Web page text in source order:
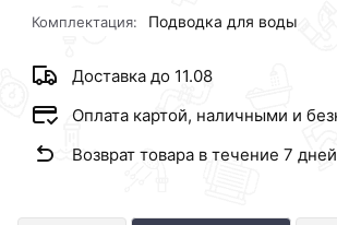
Комплектация: Подводка для воды
Доставка до 11.08
Оплата картой, наличными и
Возврат товара в течение 7 дней